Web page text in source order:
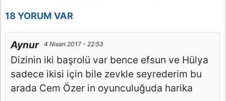
18 YORUM VAR
Aynur 4 Nisan 2017 - 22:53
Dizinin iki başrolü var bence efsun ve Hülya
sadece ikisi için bile zevkle seyrederim bu
arada Cem Özer in oyunculuğuda harika